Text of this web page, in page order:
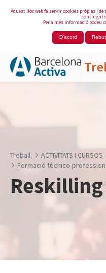
Aquest lloc web fa servir cookies pròpies i
continguts
Per a més informació podeu
D'acord
Treball
ACTIVITATS I CURSOS
Formació tècnico-